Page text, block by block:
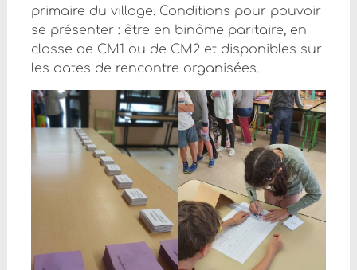
primaire du village. Conditions pour pouvoir
se présenter : être en binôme paritaire, en
classe de CM1 ou de CM2 et disponibles sur
les dates de rencontre organisées.